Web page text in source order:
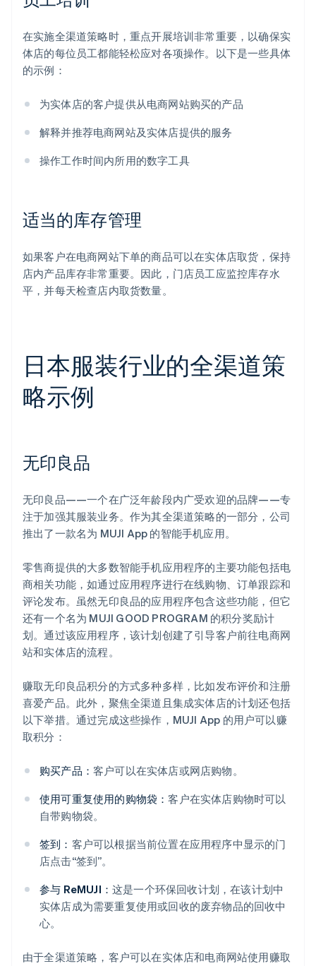
在实施全渠道策略时，重点开展培训非常重要，以确保实
体店的每位员工都能轻松应对各项操作。以下是一些具体
的示例：
为实体店的客户提供从电商网站购买的产品
解释并推荐电商网站及实体店提供的服务
操作工作时间内所用的数字工具
适当的库存管理
如果客户在电商网站下单的商品可以在实体店取货，保持
店内产品库存非常重要。因此，门店员工应监控库存水
平，并每天检查店内取货数量。
日本服装行业的全渠道策
略示例
无印良品
无印良品——一个在广泛年龄段内广受欢迎的品牌——专
注于加强其服装业务。作为其全渠道策略的一部分，公司
推出了一款名为 MUJI App 的智能手机应用。
零售商提供的大多数智能手机应用程序的主要功能包括电
商相关功能，如通过应用程序进行在线购物、订单跟踪和
评论发布。虽然无印良品的应用程序包含这些功能，但它
还有一个名为 MUJI GOOD PROGRAM 的积分奖励计
划。通过该应用程序，该计划创建了引导客户前往电商网
站和实体店的流程。
赚取无印良品积分的方式多种多样，比如发布评价和注册
喜爱产品。此外，聚焦全渠道且集成实体店的计划还包括
以下举措。通过完成这些操作，MUJI App 的用户可以赚
取积分：
购买产品： 客户可以在实体店或网店购物。
使用可重复使用的购物袋：客户在实体店购物时可以
自带购物袋。
签到： 客户可以根据当前位置在应用程序中显示的门
店点击“签到”。
参与 ReMUJI： 这是一个环保回收计划，在该计划中
实体店成为需要重复使用或回收的废弃物品的回收中
心。
由于全渠道策略，客户可以在实体店和电商网站使用赚取